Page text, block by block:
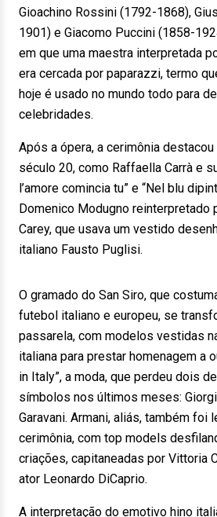
Gioachino Rossini (1792-1868),
1901) e Giacomo Puccini (1858-
em que uma maestra interpretada
era cercada por paparazzi, termo
hoje é usado no mundo todo para
celebridades.
Após a ópera, a cerimônia
século 20, como Raffaella Carrà e
l’amore comincia tu” e “Nel blu
Domenico Modugno reinterpretado
Carey, que usava um vestido
italiano Fausto Puglisi.
O gramado do San Siro, que
futebol italiano e europeu, se
passarela, com modelos vestidas
italiana para prestar homenagem a
in Italy”, a moda, que perdeu dois
símbolos nos últimos meses:
Garavani. Armani, aliás, também foi
cerimônia, com top models
criações, capitaneadas por Vittoria
ator Leonardo DiCaprio.
A interpretação do emotivo hino